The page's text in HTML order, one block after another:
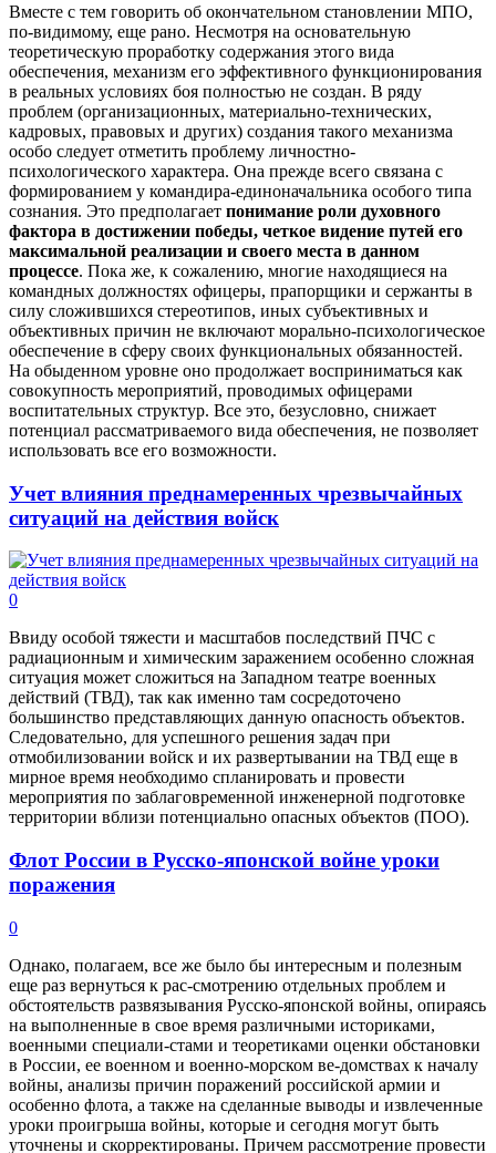
Вместе с тем говорить об окончательном становлении МПО,
по-видимому, еще рано. Несмотря на основательную
теоретическую проработку содержания этого вида
обеспечения, механизм его эффективного функционирования
в реальных условиях боя полностью не создан. В ряду
проблем (организационных, материально-технических,
кадровых, правовых и других) создания такого механизма
особо следует отметить проблему личностно-
психологического характера. Она прежде всего связана с
формированием у командира-единоначальника особого типа
сознания. Это предполагает понимание роли духовного
фактора в достижении победы, четкое видение путей его
максимальной реализации и своего места в данном
процессе. Пока же, к сожалению, многие находящиеся на
командных должностях офицеры, прапорщики и сержанты в
силу сложившихся стереотипов, иных субъективных и
объективных причин не включают морально-психологическое
обеспечение в сферу своих функциональных обязанностей.
На обыденном уровне оно продолжает восприниматься как
совокупность мероприятий, проводимых офицерами
воспитательных структур. Все это, безусловно, снижает
потенциал рассматриваемого вида обеспечения, не позволяет
использовать все его возможности.
Учет влияния преднамеренных чрезвычайных
ситуаций на действия войск
0
Ввиду особой тяжести и масштабов последствий ПЧС с
радиационным и химическим заражением особенно сложная
ситуация может сложиться на Западном театре военных
действий (ТВД), так как именно там сосредоточено
большинство представляющих данную опасность объектов.
Следовательно, для успешного решения задач при
отмобилизовании войск и их развертывании на ТВД еще в
мирное время необходимо спланировать и провести
мероприятия по заблаговременной инженерной подготовке
территории вблизи потенциально опасных объектов (ПОО).
Флот России в Русско-японской войне уроки
поражения
0
Однако, полагаем, все же было бы интересным и полезным
еще раз вернуться к рас-смотрению отдельных проблем и
обстоятельств развязывания Русско-японской войны, опираясь
на выполненные в свое время различными историками,
военными специали-стами и теоретиками оценки обстановки
в России, ее военном и военно-морском ве-домствах к началу
войны, анализы причин поражений российской армии и
особенно флота, а также на сделанные выводы и извлеченные
уроки проигрыша войны, которые и сегодня могут быть
уточнены и скорректированы. Причем рассмотрение провести